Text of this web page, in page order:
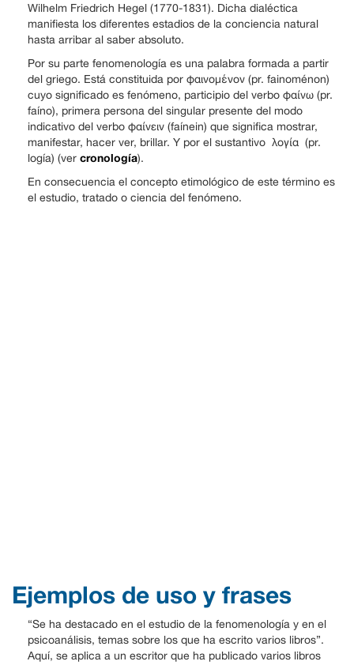
Wilhelm Friedrich Hegel (1770-1831). Dicha dialéctica
manifiesta los diferentes estadios de la conciencia natural
hasta arribar al saber absoluto.
Por su parte fenomenología es una palabra formada a partir
del griego. Está constituida por φαινομένον (pr. fainoménon)
cuyo significado es fenómeno, participio del verbo φαίνω (pr.
faíno), primera persona del singular presente del modo
indicativo del verbo φαίνειν (faínein) que significa mostrar,
manifestar, hacer ver, brillar. Y por el sustantivo λογία (pr.
logía) (ver cronología).
En consecuencia el concepto etimológico de este término es
el estudio, tratado o ciencia del fenómeno.
Ejemplos de uso y frases
“Se ha destacado en el estudio de la fenomenología y en el
psicoanálisis, temas sobre los que ha escrito varios libros”.
Aquí, se aplica a un escritor que ha publicado varios libros